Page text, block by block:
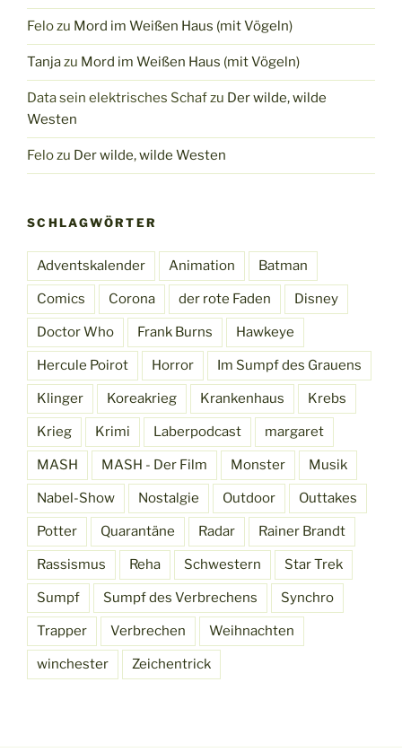
Felozu Mord im Weißen Haus (mit Vögeln)
Tanjazu Mord im Weißen Haus (mit Vögeln)
Data sein elektrisches Schafzu Der wilde, wilde
Westen
Felozu Der wilde, wilde Westen
SCHLAGWÖRTER
Adventskalender Animation Batman
Comics Corona der rote Faden Disney
Doctor Who Frank Burns Hawkeye
Hercule Poirot Horror Im Sumpf des Grauens
Klinger Koreakrieg Krankenhaus Krebs
Krieg Krimi Laberpodcast margaret
MASH MASH - Der Film Monster Musik
Nabel-Show Nostalgie Outdoor Outtakes
Potter Quarantäne Radar Rainer Brandt
Rassismus Reha Schwestern Star Trek
Sumpf Sumpf des Verbrechens Synchro
Trapper Verbrechen Weihnachten
winchester Zeichentrick